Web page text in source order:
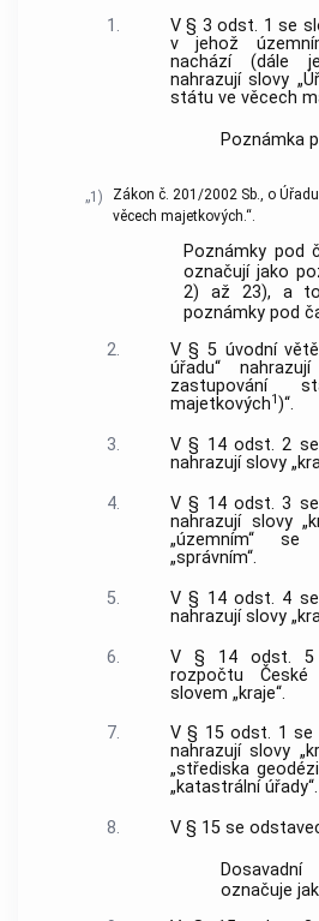
1.
V § 3 odst. 1 se
v jehož
nachází (dále
nahrazují slovy
státu ve věcech
Poznámka
„1)
Zákon č. 201/2002 Sb., o
věcech majetkových.“.
Poznámky pod
označují jako
2) až 23), a
poznámky pod
2.
V § 5 úvodní
úřadu“
zastupování
majetkových1 )“.
3.
V § 14 odst. 2 se
nahrazují slovy
4.
V § 14 odst. 3 se
nahrazují slovy
„územním“ se
„správním“.
5.
V § 14 odst. 4 se
nahrazují slovy
6.
V § 14 odst. 5
rozpočtu České
slovem „kraje“.
7.
V § 15 odst. 1 se
nahrazují slovy
„střediska
„katastrální úřady“.
8.
V § 15 se
označuje